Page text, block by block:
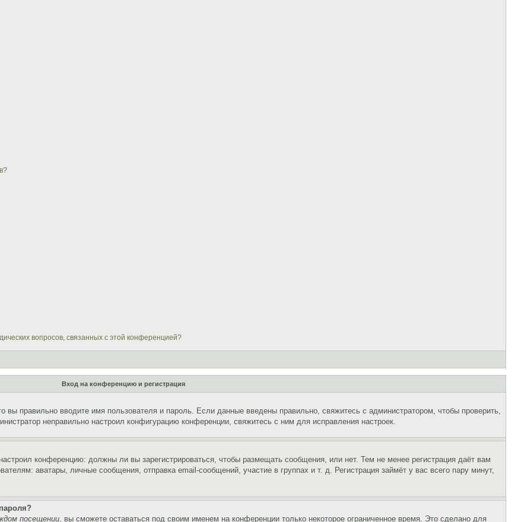
вопросов, связанных с этой конференцией?
Вход на конференцию и регистрация
вы правильно вводите имя пользователя и пароль. Если данные введены правильно, свяжитесь с администратором, чтобы проверить,
неправильно настроил конфигурацию конференции, свяжитесь с ним для исправления настроек.
конференцию: должны ли вы зарегистрироваться, чтобы размещать сообщения, или нет. Тем не менее регистрация даёт вам
аватары, личные сообщения, отправка email-сообщений, участие в группах и т. д. Регистрация займёт у вас всего пару минут,
посещении, вы сможете оставаться под своим именем на конференции только некоторое ограниченное время. Это сделано для